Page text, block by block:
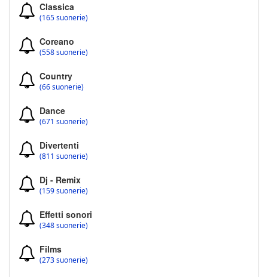
Classica
(165 suonerie)
Coreano
(558 suonerie)
Country
(66 suonerie)
Dance
(671 suonerie)
Divertenti
(811 suonerie)
Dj - Remix
(159 suonerie)
Effetti sonori
(348 suonerie)
Films
(273 suonerie)